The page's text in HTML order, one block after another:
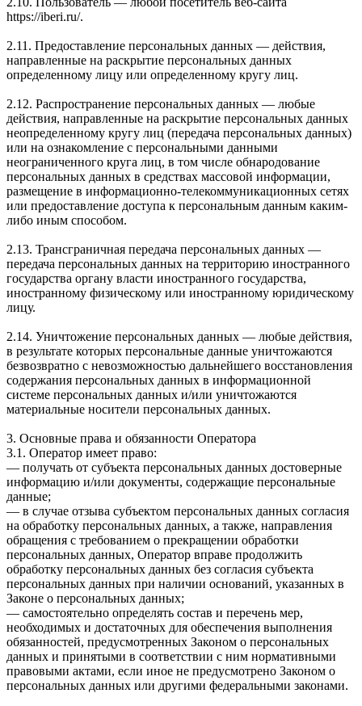
https://iberi.ru/.
2.11. Предоставление персональных данных — действия,
направленные на раскрытие персональных данных
определенному лицу или определенному кругу лиц.
2.12. Распространение персональных данных — любые
действия, направленные на раскрытие персональных данных
неопределенному кругу лиц (передача персональных данных)
или на ознакомление с персональными данными
неограниченного круга лиц, в том числе обнародование
персональных данных в средствах массовой информации,
размещение в информационно-телекоммуникационных сетях
или предоставление доступа к персональным данным каким-
либо иным способом.
2.13. Трансграничная передача персональных данных —
передача персональных данных на территорию иностранного
государства органу власти иностранного государства,
иностранному физическому или иностранному юридическому
лицу.
2.14. Уничтожение персональных данных — любые действия,
в результате которых персональные данные уничтожаются
безвозвратно с невозможностью дальнейшего восстановления
содержания персональных данных в информационной
системе персональных данных и/или уничтожаются
материальные носители персональных данных.
3. Основные права и обязанности Оператора
3.1. Оператор имеет право:
— получать от субъекта персональных данных достоверные
информацию и/или документы, содержащие персональные
данные;
— в случае отзыва субъектом персональных данных согласия
на обработку персональных данных, а также, направления
обращения с требованием о прекращении обработки
персональных данных, Оператор вправе продолжить
обработку персональных данных без согласия субъекта
персональных данных при наличии оснований, указанных в
Законе о персональных данных;
— самостоятельно определять состав и перечень мер,
необходимых и достаточных для обеспечения выполнения
обязанностей, предусмотренных Законом о персональных
данных и принятыми в соответствии с ним нормативными
правовыми актами, если иное не предусмотрено Законом о
персональных данных или другими федеральными законами.